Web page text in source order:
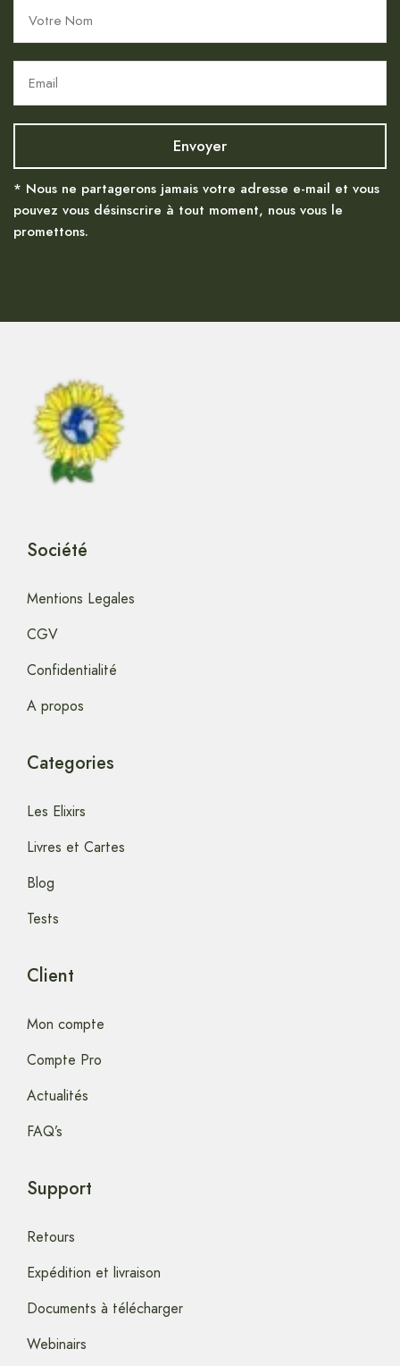
* Nous ne partagerons jamais votre adresse e-mail et vous
pouvez vous désinscrire à tout moment, nous vous le
promettons.
Société
Mentions Legales
CGV
Confidentialité
A propos
Categories
Les Elixirs
Livres et Cartes
Blog
Tests
Client
Mon compte
Compte Pro
Actualités
FAQ’s
Support
Retours
Expédition et livraison
Documents à télécharger
Webinairs